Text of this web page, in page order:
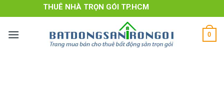
to
content
DỊCH VỤ THUÊ NHÀ TRỌN GÓI TP.HCM
0